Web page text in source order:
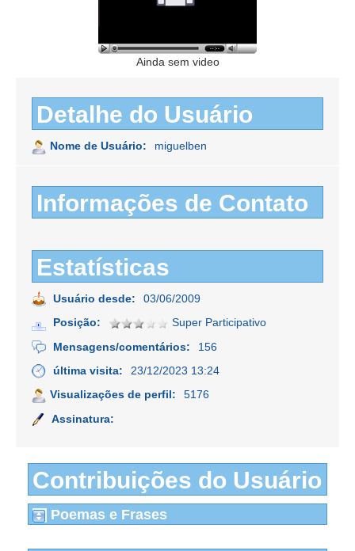
Ainda sem video
Detalhe do Usuário
Nome de Usuário: miguelben
Informações de Contato
Estatísticas
Usuário desde:
03/06/2009
Posição:
Super Participativo
Mensagens/comentários:
156
última visita:
23/12/2023 13:24
Visualizações de perfil:
5176
Assinatura:
Contribuições do Usuário
Poemas e Frases